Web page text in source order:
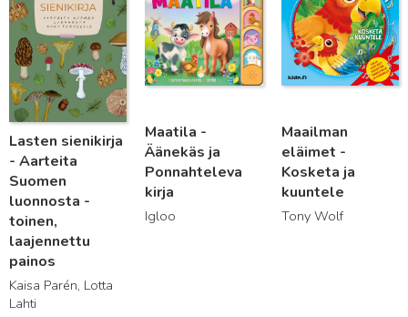
Lasten sienikirja
- Aarteita
Suomen
luonnosta -
toinen,
laajennettu
painos
Kaisa Parén, Lotta
Lahti
Maatila -
Äänekäs ja
Ponnahteleva
kirja
Igloo
Maailman
eläimet -
Kosketa ja
kuuntele
Tony Wolf